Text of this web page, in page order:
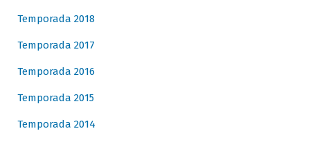
Temporada 2018
Temporada 2017
Temporada 2016
Temporada 2015
Temporada 2014